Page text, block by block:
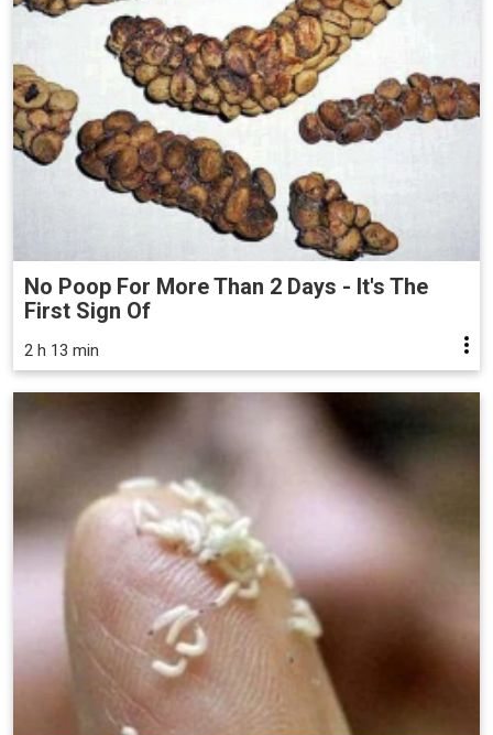
No Poop For More Than 2 Days - It's The
First Sign Of
2 h 13 min